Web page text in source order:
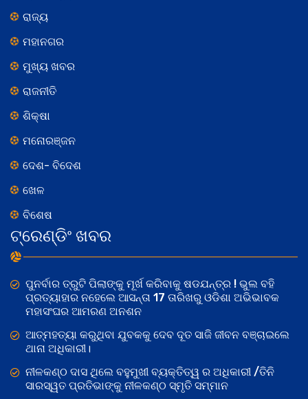
ରାଜ୍ୟ
ମହାନଗର
ମୁଖ୍ୟ ଖବର
ରାଜନୀତି
ଶିକ୍ଷା
ମନୋରଞ୍ଜନ
ଦେଶ- ବିଦେଶ
ଖେଳ
ବିଶେଷ
ଟ୍ରେଣ୍ଡିଂ ଖବର
ପୁନର୍ବାର ତ୍ରୁଟି ପିଲାଙ୍କୁ ମୂର୍ଖ କରିବାକୁ ଷଡଯନ୍ତ୍ର ! ଭୁଲ ବହି
ପ୍ରତ୍ୟାହାର ନହେଲେ ଆସନ୍ତା 17 ତାରିଖରୁ ଓଡିଶା ଅଭିଭାବକ
ମହାସଂଘର ଆମରଣ ଅନଶନ
ଆତ୍ମହତ୍ୟା କରୁଥିବା ଯୁବକକୁ ଦେବ ଦୂତ ସାଜି ଜୀବନ ବଞ୍ଚାଇଲେ
ଥାନା ଅଧିକାରୀ।
ନୀଳକଣ୍ଠ ଦାସ ଥିଲେ ବହୁମୁଖୀ ବ୍ୟକ୍ତିତ୍ୱ ର ଅଧିକାରୀ /ତିନି
ସାରସ୍ୱତ ପ୍ରତିଭାଙ୍କୁ ନୀଳକଣ୍ଠ ସ୍ମୃତି ସମ୍ମାନ